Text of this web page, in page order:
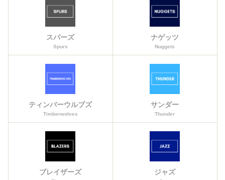
スパーズ
Spurs
ナゲッツ
Nuggets
ティンバーウルブズ
Timberwolves
サンダー
Thunder
ブレイザーズ ジャズ